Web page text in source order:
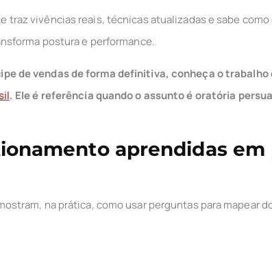
traz vivências reais, técnicas atualizadas e sabe como
postura e performance.
de vendas de forma definitiva, conheça o trabalho
. Ele é referência quando o assunto é oratória
aprendidas em
na prática, como usar perguntas para mapear